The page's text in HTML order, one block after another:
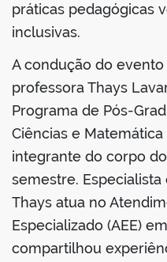
práticas pedagógicas
inclusivas.
A condução do
professora Thays
Programa de Pós-
Ciências e Matemática
integrante do corpo
semestre.
Thays atua no
Especializado (AEE)
compartilhou